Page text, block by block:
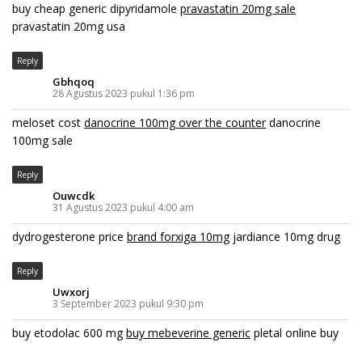
buy cheap generic dipyridamole pravastatin 20mg sale
pravastatin 20mg usa
Reply
Gbhqoq
28 Agustus 2023 pukul 1:36 pm
meloset cost danocrine 100mg over the counterdanocrine
100mg sale
Reply
Ouwcdk
31 Agustus 2023 pukul 4:00 am
dydrogesterone price brand forxiga 10mgjardiance 10mg drug
Reply
Uwxorj
3 September 2023 pukul 9:30 pm
buy etodolac 600 mgbuy mebeverine generic pletal online buy